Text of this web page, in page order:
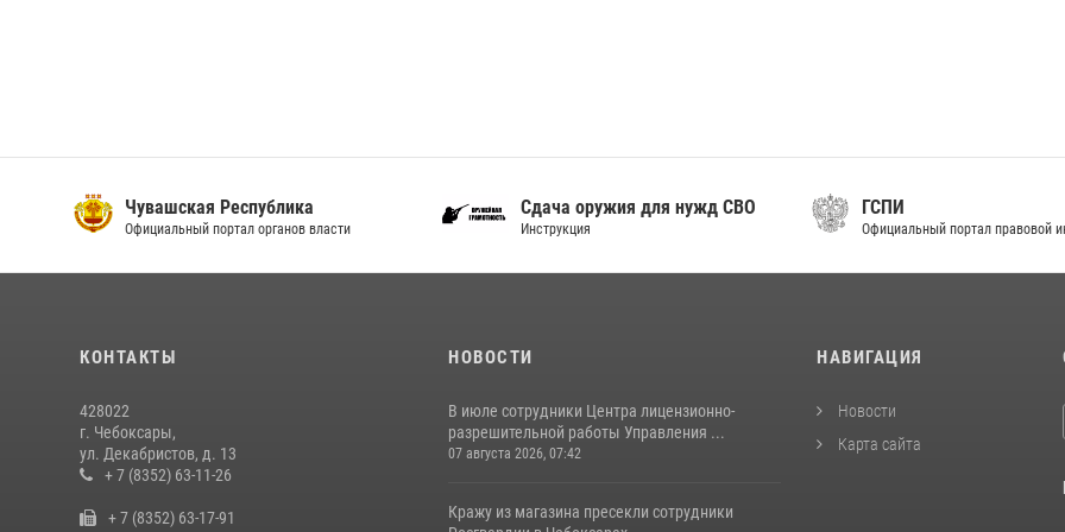
Чувашская Республика
Официальный портал органов власти
Сдача оружия для нужд СВО
Инструкция
ГСПИ
Официальный портал правовой
КОНТАКТЫ
428022
г. Чебоксары,
ул. Декабристов, д. 13
+ 7 (8352) 63-11-26
+ 7 (8352) 63-17-91
НОВОСТИ
В июле сотрудники Центра лицензионно-
разрешительной работы Управления ...
07 августа 2026, 07:42
Кражу из магазина пресекли сотрудники
НАВИГАЦИЯ
Новости
Карта сайта